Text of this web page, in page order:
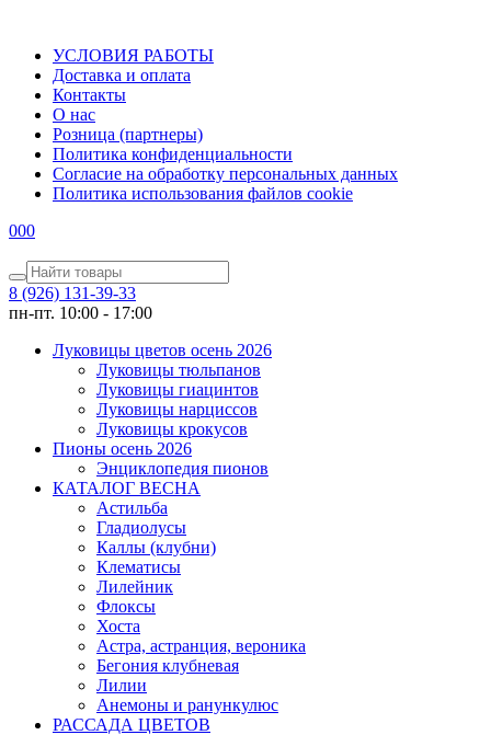
УСЛОВИЯ РАБОТЫ
Доставка и оплата
Контакты
О наc
Розница (партнеры)
Политика конфиденциальности
Согласие на обработку персональных данных
Политика использования файлов сookie
000
8 (926) 131-39-33
пн-пт. 10:00 - 17:00
Луковицы цветов осень 2026
Луковицы тюльпанов
Луковицы гиацинтов
Луковицы нарциссов
Луковицы крокусов
Пионы осень 2026
Энциклопедия пионов
КАТАЛОГ ВЕСНА
Астильба
Гладиолусы
Каллы (клубни)
Клематисы
Лилейник
Флоксы
Хоста
Астра, астранция, вероника
Бегония клубневая
Лилии
Анемоны и ранункулюс
РАССАДА ЦВЕТОВ